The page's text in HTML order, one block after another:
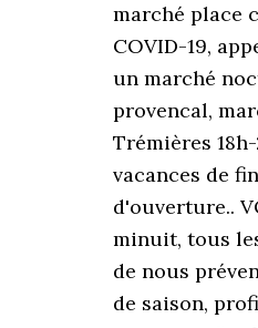
marché place
COVID-19,
un marché
provencal,
Trémières
vacances de
d'ouverture..
minuit, tous
de nous
de saison,